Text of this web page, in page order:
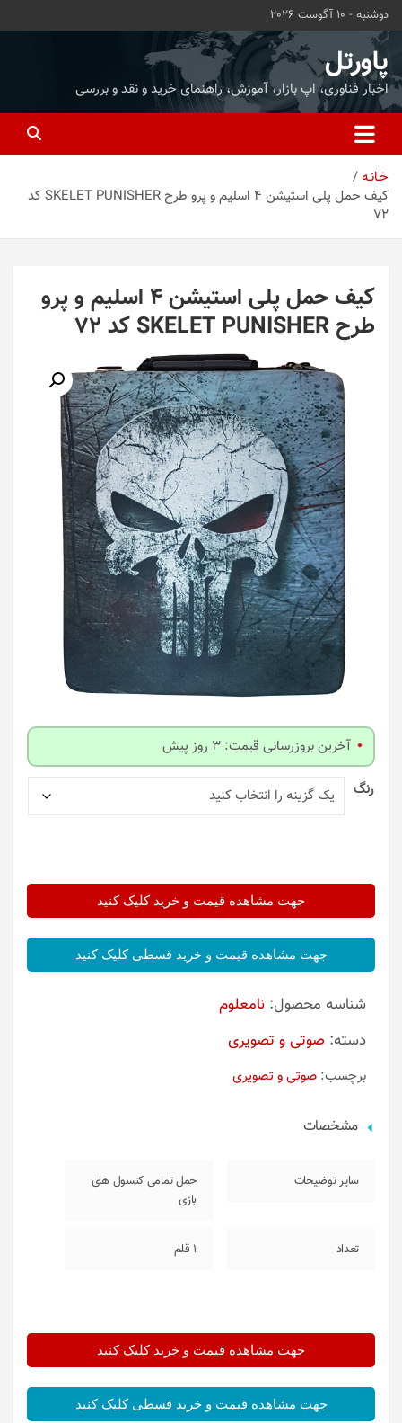
محتوا
بروید
دوشنبه - 10 آگوست 2026
پاورتل
اخبار فناوری، اپ بازار، آموزش، راهنمای خرید و نقد و بررسی
خـانـه
کیف حمل پلی استیشن 4 اسلیم و پرو طرح SKELET PUNISHER کد
72
کیف حمل پلی استیشن 4 اسلیم و پرو
طرح SKELET PUNISHER کد 72
آخرین بروزرسانی قیمت: 3 روز پیش
رنگ
جهت مشاهده قیمت و خرید کلیک کنید
جهت مشاهده قیمت و خرید قسطی کلیک کنید
شناسه محصول: نامعلوم
دسته: صوتی و تصویری
برچسب: صوتی و تصویری
مشخصات
سایر توضیحات
حمل تمامی کنسول های
بازی
تعداد 1 قلم
جهت مشاهده قیمت و خرید کلیک کنید
جهت مشاهده قیمت و خرید قسطی کلیک کنید